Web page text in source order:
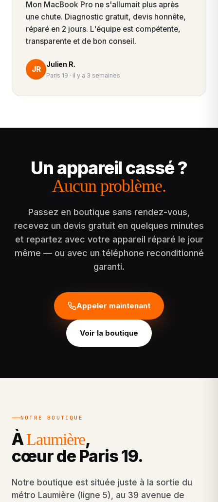
Mon MacBook Pro ne s'allumait plus après
une chute. Diagnostic gratuit, devis honnête,
réparé en 2 jours. L'équipe est compétente,
transparente et de bon conseil.
JR
Julien R.
Paris 19 · il y a 3 semaines
Un appareil cassé ?
Aucun problème.
Passez en boutique sans rendez-vous,
recevez un devis gratuit en quelques minutes
et repartez avec votre appareil réparé le jour
même — ou avec un téléphone reconditionné
garanti.
Appeler maintenant
Voir la boutique
NOTRE BOUTIQUE
ÀLaumière,
cœur de Paris 19.
Notre boutique est située juste à la sortie du
métro Laumière (ligne 5), au 39 avenue de